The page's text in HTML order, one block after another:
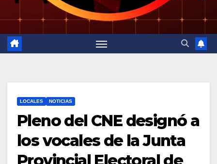
LOCALES NOTICIAS
Pleno del CNE designó a
los vocales de la Junta